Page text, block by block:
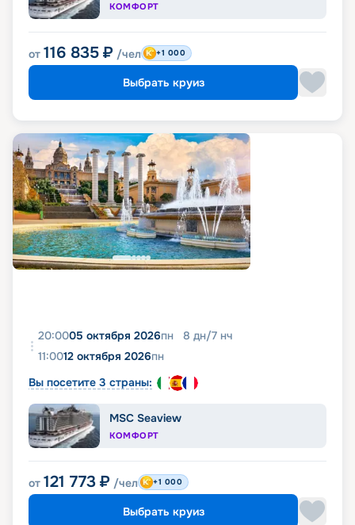
КОМФОРТ
от 116 835 ₽ /чел +1 000
Выбрать круиз
20:0005 октября 2026пн 8 дн/7 нч
11:0012 октября 2026пн
Вы посетите 3 страны:
MSC Seaview
КОМФОРТ
от 121 773 ₽ /чел +1 000
Выбрать круиз